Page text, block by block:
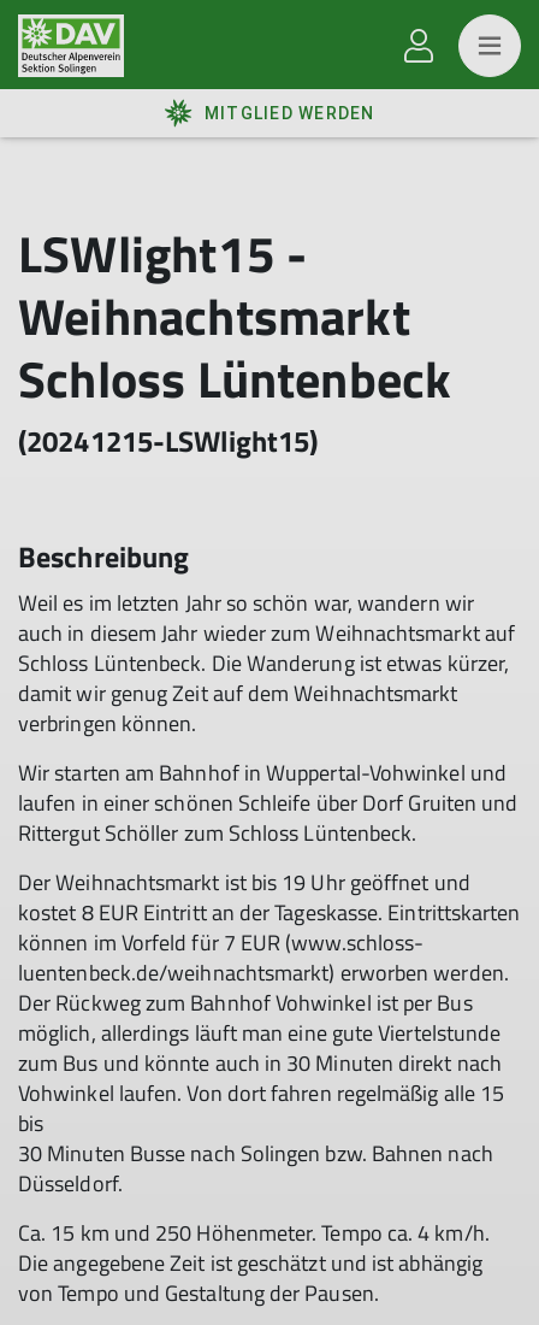
MITGLIED WERDEN
LSWlight15 -
Weihnachtsmarkt
Schloss Lüntenbeck
(20241215-LSWlight15)
Beschreibung
Weil es im letzten Jahr so schön war, wandern wir
auch in diesem Jahr wieder zum Weihnachtsmarkt auf
Schloss Lüntenbeck. Die Wanderung ist etwas kürzer,
damit wir genug Zeit auf dem Weihnachtsmarkt
verbringen können.
Wir starten am Bahnhof in Wuppertal-Vohwinkel und
laufen in einer schönen Schleife über Dorf Gruiten und
Rittergut Schöller zum Schloss Lüntenbeck.
Der Weihnachtsmarkt ist bis 19 Uhr geöffnet und
kostet 8 EUR Eintritt an der Tageskasse. Eintrittskarten
können im Vorfeld für 7 EUR (www.schloss-
luentenbeck.de/weihnachtsmarkt) erworben werden.
Der Rückweg zum Bahnhof Vohwinkel ist per Bus
möglich, allerdings läuft man eine gute Viertelstunde
zum Bus und könnte auch in 30 Minuten direkt nach
Vohwinkel laufen. Von dort fahren regelmäßig alle 15
bis
30 Minuten Busse nach Solingen bzw. Bahnen nach
Düsseldorf.
Ca. 15 km und 250 Höhenmeter. Tempo ca. 4 km/h.
Die angegebene Zeit ist geschätzt und ist abhängig
von Tempo und Gestaltung der Pausen.